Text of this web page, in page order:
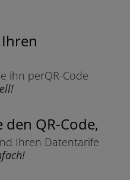
ihn perQR-Code
den QR-Code,
Ihren Datentarife